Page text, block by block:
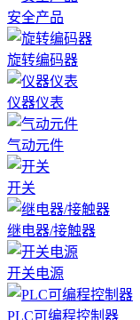
安全产品
旋转编码器
仪器仪表
气动元件
开关
继电器/接触器
开关电源
PLC可编程控制器